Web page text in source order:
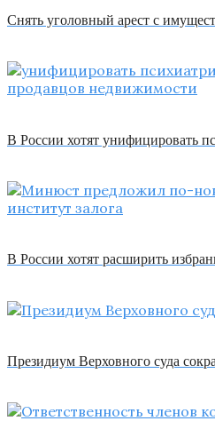
Снять уголовный арест с
В России хотят унифицировать
В России хотят расширить
Президиум Верховного суда